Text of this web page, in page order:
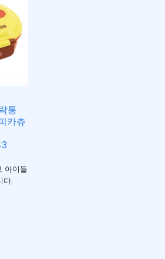
통
카츄
아이들
다.